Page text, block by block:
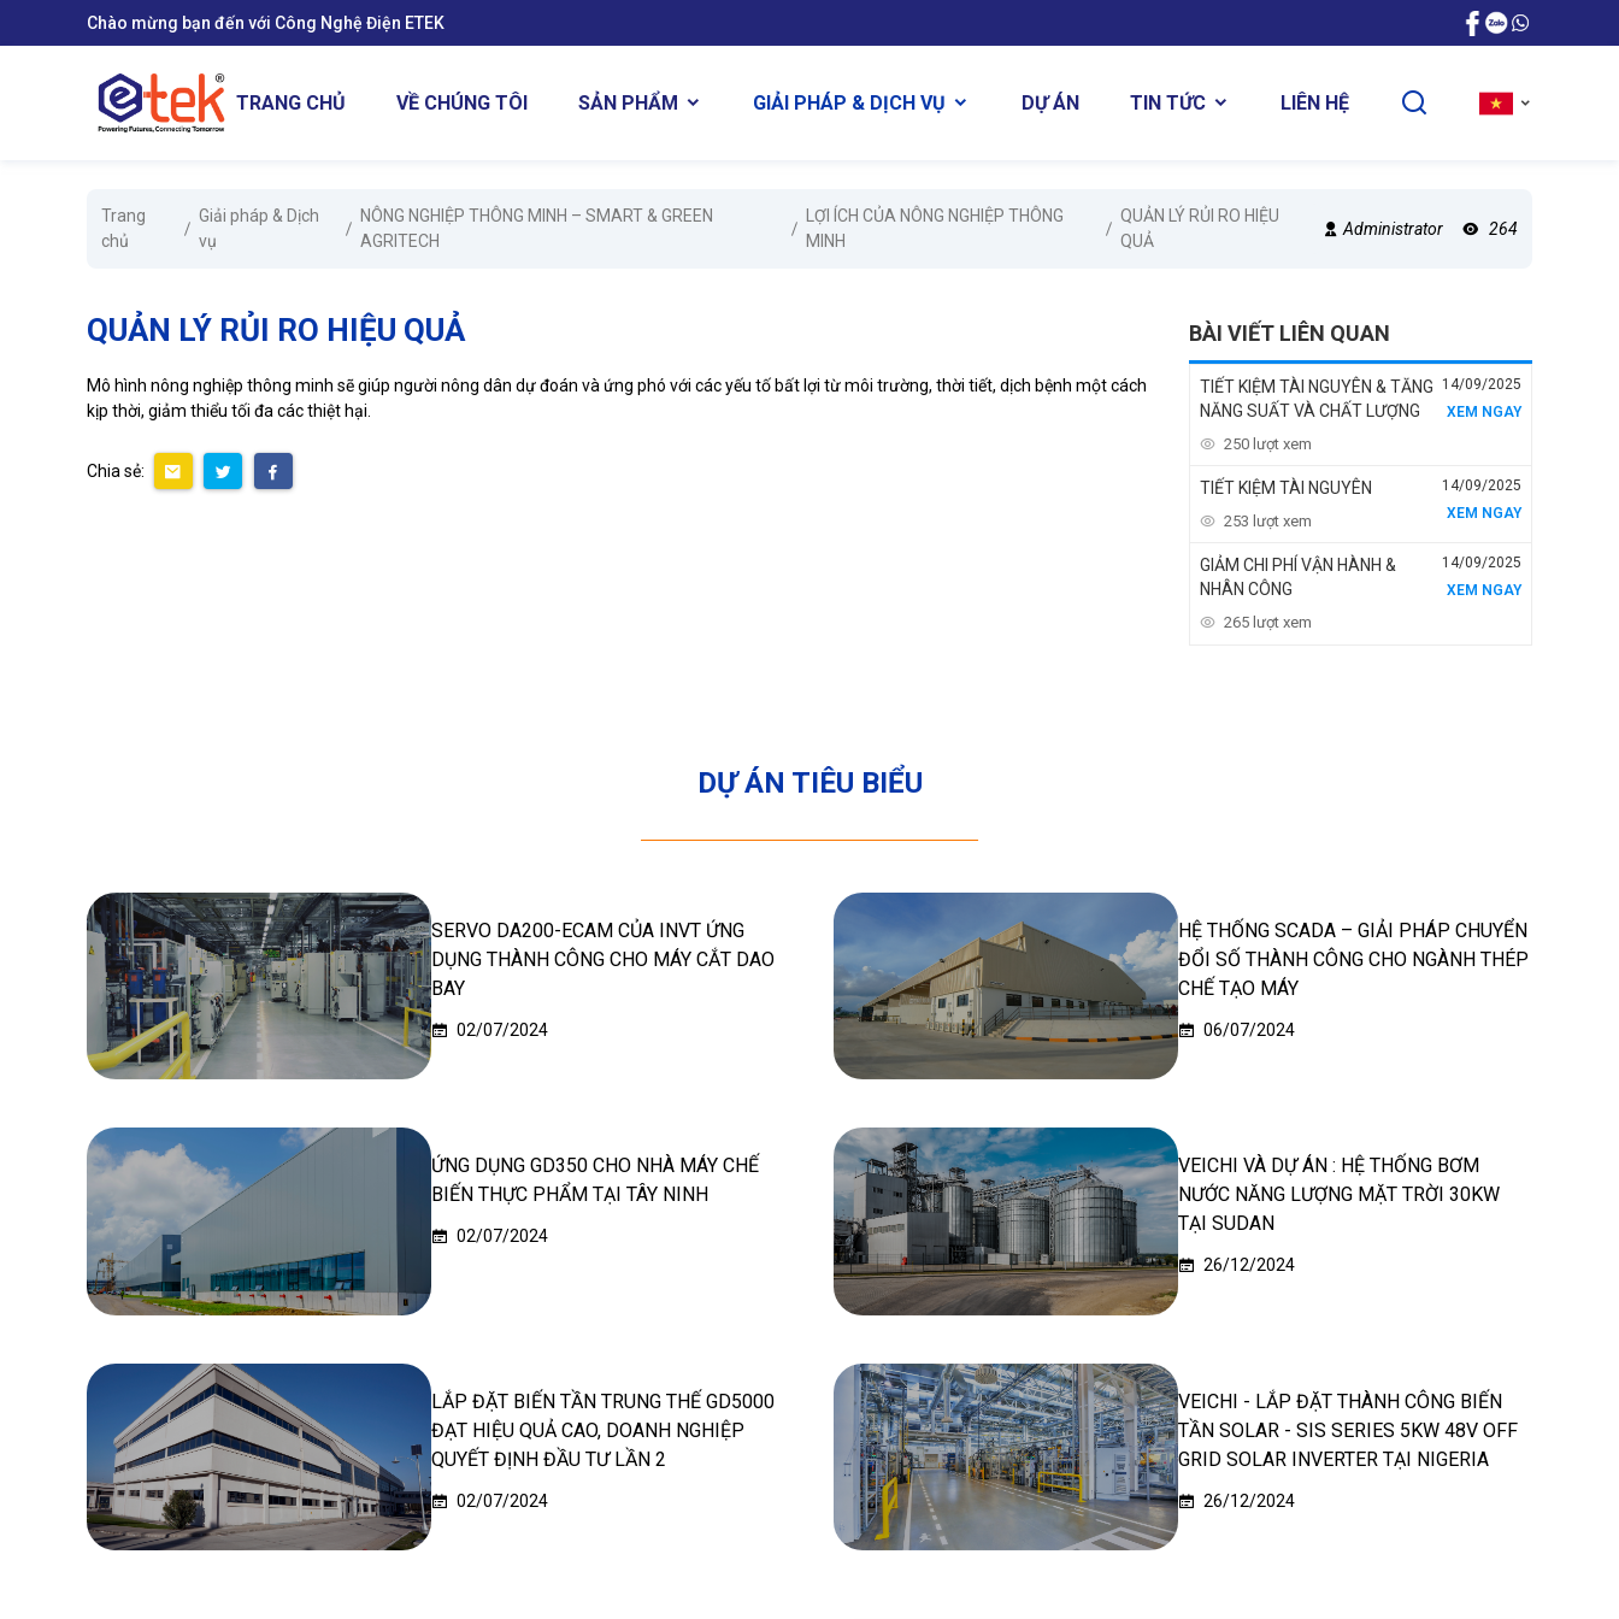
Chào mừng bạn đến với Công Nghệ Điện ETEK
TRANG CHỦ VỀ CHÚNG TÔI SẢN PHẨM GIẢI PHÁP & DỊCH VỤ DỰ ÁN TIN TỨC LIÊN HỆ
Trang
chủ
Giải pháp & Dịch
vụ
NÔNG NGHIỆP THÔNG MINH – SMART & GREEN
AGRITECH
LỢI ÍCH CỦA NÔNG NGHIỆP THÔNG
MINH
QUẢN LÝ RỦI RO HIỆU
QUẢ
Administrator 264
QUẢN LÝ RỦI RO HIỆU QUẢ
Mô hình nông nghiệp thông minh sẽ giúp người nông dân dự đoán và ứng phó với các yếu tố bất lợi từ môi trường, thời tiết, dịch bệnh một cách
kịp thời, giảm thiểu tối đa các thiệt hại.
Chia sẻ:
BÀI VIẾT LIÊN QUAN
TIẾT KIỆM TÀI NGUYÊN & TĂNG
NĂNG SUẤT VÀ CHẤT LƯỢNG
250 lượt xem
14/09/2025
XEM NGAY
TIẾT KIỆM TÀI NGUYÊN
253 lượt xem
14/09/2025
XEM NGAY
GIẢM CHI PHÍ VẬN HÀNH &
NHÂN CÔNG
265 lượt xem
14/09/2025
XEM NGAY
DỰ ÁN TIÊU BIỂU
SERVO DA200-ECAM CỦA INVT ỨNG
DỤNG THÀNH CÔNG CHO MÁY CẮT DAO
BAY
02/07/2024
HỆ THỐNG SCADA – GIẢI PHÁP CHUYỂN
ĐỔI SỐ THÀNH CÔNG CHO NGÀNH THÉP
CHẾ TẠO MÁY
06/07/2024
ỨNG DỤNG GD350 CHO NHÀ MÁY CHẾ
BIẾN THỰC PHẨM TẠI TÂY NINH
02/07/2024
VEICHI VÀ DỰ ÁN : HỆ THỐNG BƠM
NƯỚC NĂNG LƯỢNG MẶT TRỜI 30KW
TẠI SUDAN
26/12/2024
LẮP ĐẶT BIẾN TẦN TRUNG THẾ GD5000
ĐẠT HIỆU QUẢ CAO, DOANH NGHIỆP
QUYẾT ĐỊNH ĐẦU TƯ LẦN 2
02/07/2024
VEICHI - LẮP ĐẶT THÀNH CÔNG BIẾN
TẦN SOLAR - SIS SERIES 5KW 48V OFF
GRID SOLAR INVERTER TẠI NIGERIA
26/12/2024